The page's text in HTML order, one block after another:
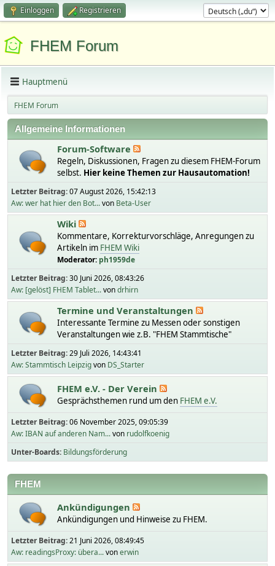
Einloggen Registrieren
FHEM Forum
Hauptmenü
FHEM Forum
Allgemeine Informationen
Forum-Software
Regeln, Diskussionen, Fragen zu diesem FHEM-Forum
selbst. Hier keine Themen zur Hausautomation!
Letzter Beitrag:07 August 2026, 15:42:13
Aw: wer hat hier den Bot...von Beta-User
Wiki
Kommentare, Korrekturvorschläge, Anregungen zu
Artikeln im FHEM Wiki
Moderator: ph1959de
Letzter Beitrag:30 Juni 2026, 08:43:26
Aw: [gelöst] FHEM Tablet...vondrhirn
Termine und Veranstaltungen
Interessante Termine zu Messen oder sonstigen
Veranstaltungen wie z.B. "FHEM Stammtische"
Letzter Beitrag:29 Juli 2026, 14:43:41
Aw: Stammtisch Leipzigvon DS_Starter
FHEM e.V. - Der Verein
Gesprächsthemen rund um den FHEM e.V.
Letzter Beitrag:06 November 2025, 09:05:39
Aw: IBAN auf anderen Nam...von rudolfkoenig
Unter-Boards Bildungsförderung
FHEM
Ankündigungen
Ankündigungen und Hinweise zu FHEM.
Letzter Beitrag:21 Juni 2026, 08:49:45
Aw: readingsProxy: übera...vonerwin